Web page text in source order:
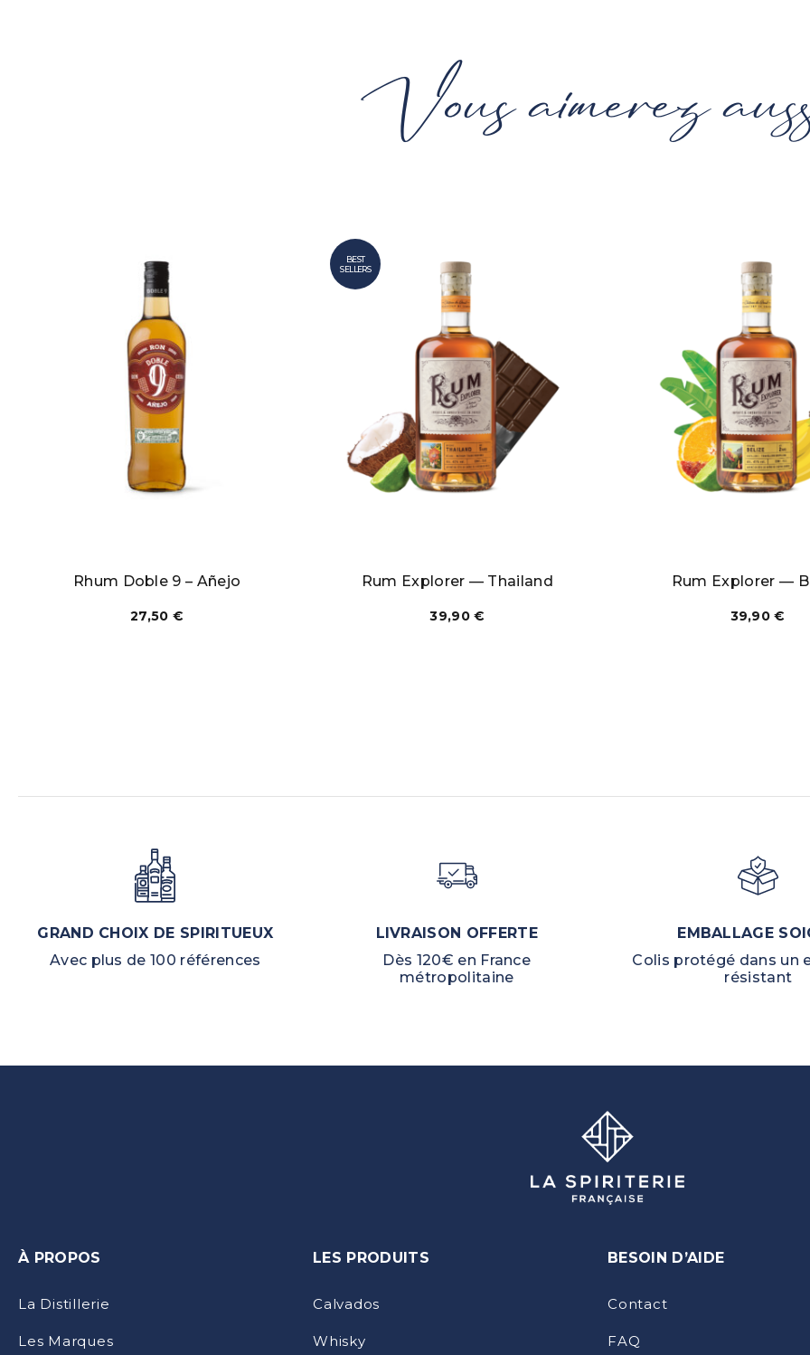
Vous aimerez
Rhum Doble 9 – Añejo
27,50 €
BEST
SELLERS
Rum Explorer — Thailand
39,90€
Rum Explorer —
39,90€
GRAND CHOIX DE SPIRITUEUX
Avec plus de 100 références
LIVRAISON OFFERTE
Dès 120€ en France
métropolitaine
EMBALLAGE
Colis protégé dans un
résistant
À PROPOS
La Distillerie
Les Marques
LES PRODUITS
Calvados
Whisky
BESOIN D’AIDE
Contact
FAQ